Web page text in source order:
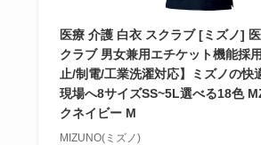
医療 介護 白衣 スクラブ [ミズノ]
クラブ 男女兼用エチケット機能採
止/制電/工業洗濯対応】ミズノの快
現場へ8サイズSS~5L選べる18色
クネイビー M
MIZUNO(ミズノ)